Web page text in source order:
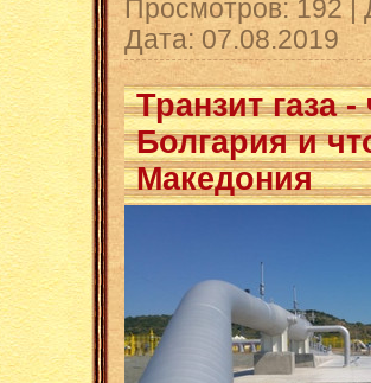
Просмотров: 192 |
Дата: 07.08.2019
Транзит газа
Болгария и
Македония